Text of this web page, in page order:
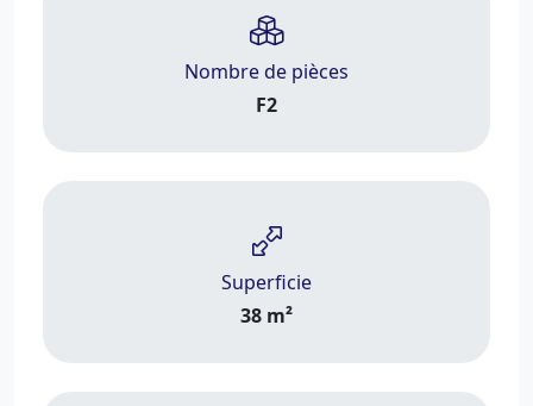
Nombre de pièces
F2
Superficie
38 m²